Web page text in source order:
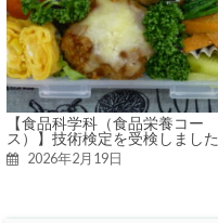
【食品科学科（食品栄養コー
ス）】技術検定を受検しました
2026年2月19日